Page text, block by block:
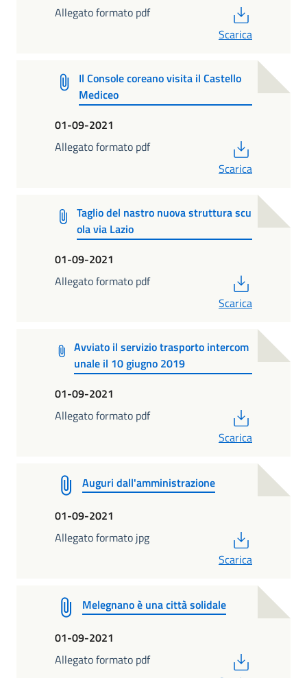
Allegato formato pdf
Scarica
Il Console coreano visita il Castello
Mediceo
01-09-2021
Allegato formato pdf
Scarica
Taglio del nastro nuova struttura scu
ola via Lazio
01-09-2021
Allegato formato pdf
Scarica
Avviato il servizio trasporto intercom
unale il 10 giugno 2019
01-09-2021
Allegato formato pdf
Scarica
Auguri dall'amministrazione
01-09-2021
Allegato formato jpg
Scarica
Melegnano è una città solidale
01-09-2021
Allegato formato pdf